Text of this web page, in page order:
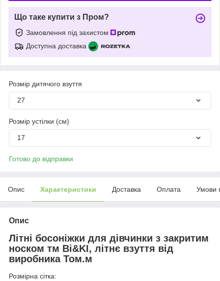
Що таке купити з Пром?
Замовлення під захистом
Доступна доставка
Розмір дитячого взуття
27
Розмір устілки (см)
17
Готово до відправки
Опис Характеристики Доставка Оплата Умови
Опис
Літні босоніжки для дівчинки з закритим
носком тм Bi&KI, літнє взуття від
виробника Том.м
Розмірна сітка: